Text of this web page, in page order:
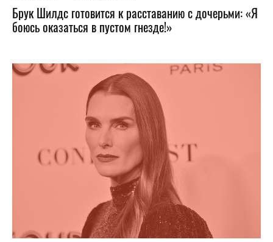
Брук Шилдс готовится к расставанию с дочерьми: «Я
боюсь оказаться в пустом гнезде!»